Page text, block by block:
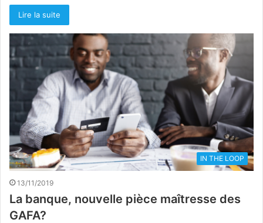
Lire la suite
IN THE LOOP
13/11/2019
La banque, nouvelle pièce maîtresse des
GAFA?